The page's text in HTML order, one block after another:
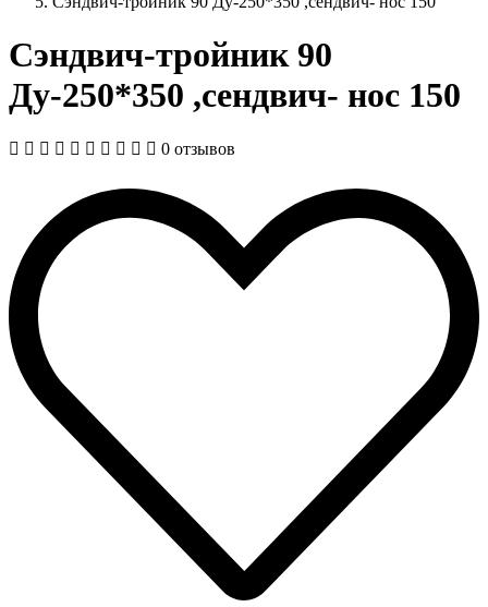
Сэндвич-тройник 90
Ду-250*350 ,сендвич- нос 150
0 отзывов